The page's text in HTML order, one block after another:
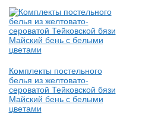
Комплекты постельного
белья из желтовато-
сероватой Тейковской бязи
Майский бень с белыми
цветами